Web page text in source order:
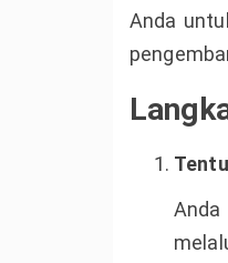
Anda